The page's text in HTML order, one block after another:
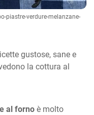
piastre-verdure-melanzane-
gustose, sane e
la cottura al
al forno è molto